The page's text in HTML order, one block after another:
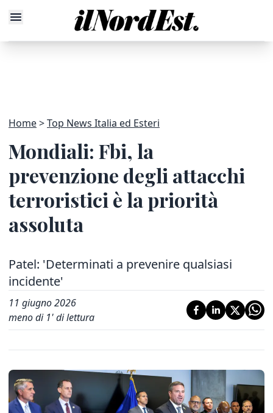
Home Top News Italia ed Esteri
Mondiali: Fbi, la
prevenzione degli attacchi
terroristici è la priorità
assoluta
Patel: 'Determinati a prevenire qualsiasi
incidente'
11 giugno 2026
meno di 1' di lettura